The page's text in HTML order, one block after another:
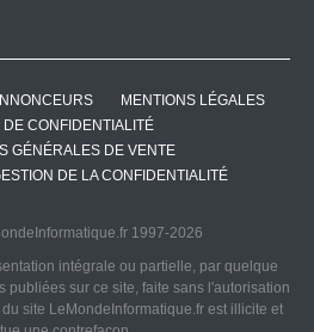
MENTIONS LÉGALES
CONFIDENTIALITÉ
GÉNÉRALES DE VENTE
DE LA CONFIDENTIALITÉ
1997-2026
intégrale ou partielle, par quelque
publiées sur ce site, faite sans l'autorisation
site LeMondeInformatique.fr est illicite et